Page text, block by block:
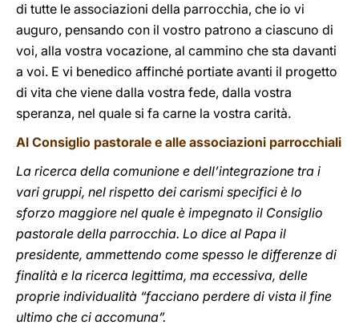
di tutte le associazioni della parrocchia, che io vi
auguro, pensando con il vostro patrono a ciascuno di
voi, alla vostra vocazione, al cammino che sta davanti
a voi. E vi benedico affinché portiate avanti il progetto
di vita che viene dalla vostra fede, dalla vostra
speranza, nel quale si fa carne la vostra carità.
Al Consiglio pastorale e alle associazioni parrocchiali
La ricerca della comunione e dell’integrazione tra i
vari gruppi, nel rispetto dei carismi specifici è lo
sforzo maggiore nel quale è impegnato il Consiglio
pastorale della parrocchia. Lo dice al Papa il
presidente, ammettendo come spesso le differenze di
finalità e la ricerca legittima, ma eccessiva, delle
proprie individualità “facciano perdere di vista il fine
ultimo che ci accomuna”.